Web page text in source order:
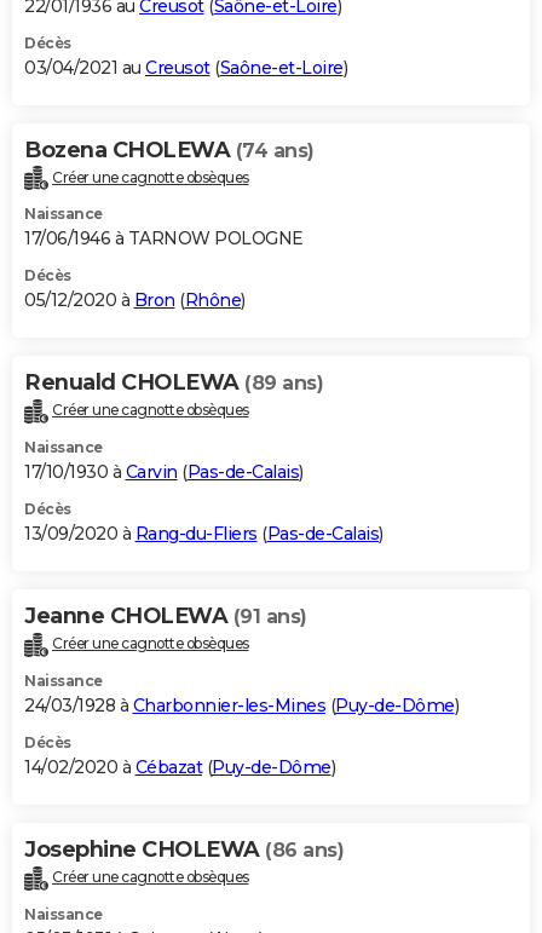
22/01/1936 au Creusot(Saône-et-Loire)
Décès
03/04/2021 au Creusot(Saône-et-Loire)
Bozena CHOLEWA (74 ans)
Créer une cagnotte obsèques
Naissance
17/06/1946 à TARNOW POLOGNE
Décès
05/12/2020 à Bron (Rhône)
Renuald CHOLEWA (89 ans)
Créer une cagnotte obsèques
Naissance
17/10/1930 à Carvin (Pas-de-Calais)
Décès
13/09/2020 à Rang-du-Fliers (Pas-de-Calais)
Jeanne CHOLEWA (91 ans)
Créer une cagnotte obsèques
Naissance
24/03/1928 à Charbonnier-les-Mines (Puy-de-Dôme)
Décès
14/02/2020 à Cébazat(Puy-de-Dôme)
Josephine CHOLEWA (86 ans)
Créer une cagnotte obsèques
Naissance